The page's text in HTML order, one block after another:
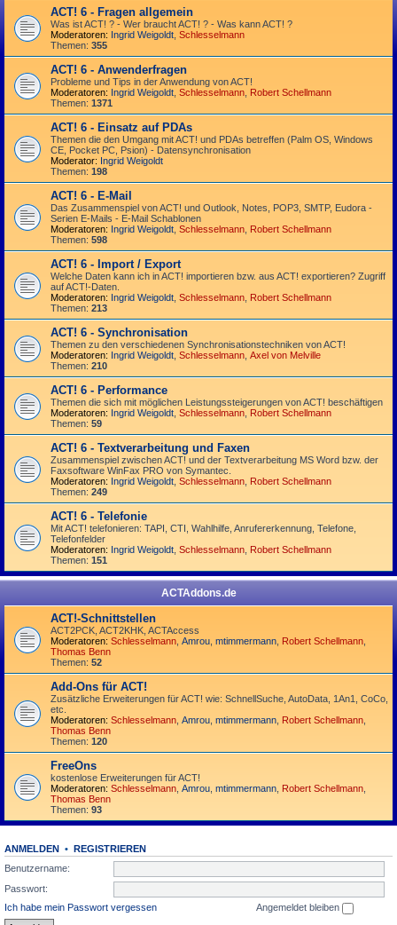
ACT! 6 - Fragen allgemein
Was ist ACT! ? - Wer braucht ACT! ? - Was kann ACT! ?
Moderatoren: Ingrid Weigoldt Schlesselmann
Themen: 355
ACT! 6 - Anwender­fragen
Probleme und Tips in der Anwendung von ACT!
Moderatoren: Ingrid Weigoldt Schlesselmann Robert Schellmann
Themen: 1371
ACT! 6 - Einsatz auf PDAs
Themen die den Umgang mit ACT! und PDAs betreffen (Palm OS, Windows
CE, Pocket PC, Psion) - Datensynchronisation
Moderator: Ingrid Weigoldt
Themen: 198
ACT! 6 - E-Mail
Das Zusammen­spiel von ACT! und Outlook, Notes, POP3, SMTP, Eudora -
Serien E-Mails - E-Mail Schablonen
Moderatoren: Ingrid Weigoldt Schlesselmann Robert Schellmann
Themen: 598
ACT! 6 - Import / Export
Welche Daten kann ich in ACT! importieren bzw. aus ACT! exportieren? Zugriff
auf ACT!-Daten.
Moderatoren: Ingrid Weigoldt Schlesselmann Robert Schellmann
Themen: 213
ACT! 6 - Synchro­nisation
Themen zu den verschiedenen Synchro­nisations­­techniken von ACT!
Moderatoren: Ingrid Weigoldt Schlesselmann Axel von Melville
Themen: 210
ACT! 6 - Performance
Themen die sich mit möglichen Leistungssteigerungen von ACT! beschäftigen
Moderatoren: Ingrid Weigoldt Schlesselmann Robert Schellmann
Themen: 59
ACT! 6 - Textverarbeitung und Faxen
Zusammenspiel zwischen ACT! und der Textverarbeitung MS Word bzw. der
Faxsoftware WinFax PRO von Symantec.
Moderatoren: Ingrid Weigoldt Schlesselmann Robert Schellmann
Themen: 249
ACT! 6 - Telefonie
Mit ACT! telefonieren: TAPI, CTI, Wahlhilfe, Anrufererkennung, Telefone,
Telefonfelder
Moderatoren: Ingrid Weigoldt Schlesselmann Robert Schellmann
Themen: 151
ACTAddons.de
ACT!-Schnittstellen
ACT2PCK, ACT2KHK, ACTAccess
Moderatoren: Schlesselmann Amrou mtimmermann Robert Schellmann
Thomas Benn
Themen: 52
Add-Ons für ACT!
Zusätzliche Erweiterungen für ACT! wie: SchnellSuche, AutoData, 1An1, CoCo,
etc.
Moderatoren: Schlesselmann Amrou mtimmermann Robert Schellmann
Thomas Benn
Themen: 120
FreeOns
kostenlose Erweiterungen für ACT!
Moderatoren: Schlesselmann Amrou mtimmermann Robert Schellmann
Thomas Benn
Themen: 93
ANMELDEN • REGISTRIEREN
Benutzername:
Passwort:
Ich habe mein Passwort vergessen
Angemeldet bleiben